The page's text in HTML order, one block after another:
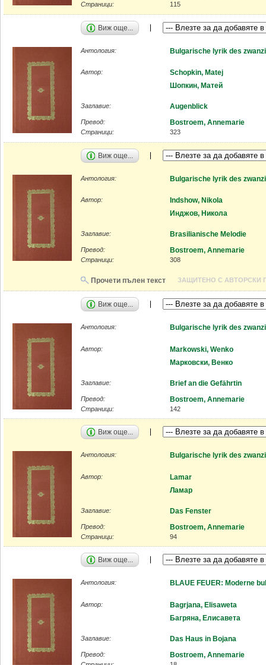
Страници: 115
Виж още...
Антология: Bulgarische lyrik des
Автор:
Schopkin, Matej
Шопкин, Матей
Заглавие: Augenblick
Превод: Bostroem, Annemarie
Страници: 323
Виж още...
Антология: Bulgarische lyrik des
Автор:
Indshow, Nikola
Инджов, Никола
Заглавие: Brasilianische Melodie
Превод: Bostroem, Annemarie
Страници: 308
Прочети пълен текст ЗАЩИТЕНО С АВТОРСКИ
Виж още...
Антология: Bulgarische lyrik des
Автор:
Markowski, Wenko
Марковски, Венко
Заглавие: Brief an die Gefährtin
Превод: Bostroem, Annemarie
Страници: 142
Виж още...
Антология: Bulgarische lyrik des
Автор:
Lamar
Ламар
Заглавие: Das Fenster
Превод: Bostroem, Annemarie
Страници: 94
Виж още...
Антология: BLAUE FEUER: Moderne
Автор:
Bagrjana, Elisaweta
Багряна, Елисавета
Заглавие: Das Haus in Bojana
Превод: Bostroem, Annemarie